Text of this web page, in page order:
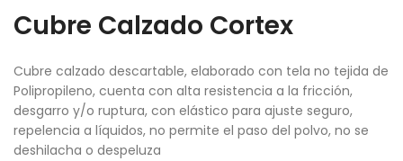
Cubre Calzado Cortex
Cubre calzado descartable, elaborado con tela no tejida de
Polipropileno, cuenta con alta resistencia a la fricción,
desgarro y/o ruptura, con elástico para ajuste seguro,
repelencia a líquidos, no permite el paso del polvo, no se
deshilacha o despeluza